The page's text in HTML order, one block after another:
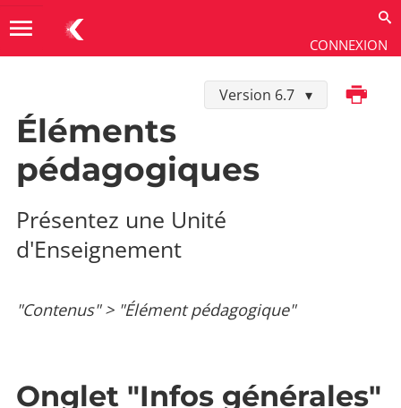
CONNEXION
menu
Version 6.7Imprimer
Types de fiches
Éléments
pédagogiques
Présentez une Unité
d'Enseignement
"Contenus" > "Élément pédagogique"
Onglet "Infos générales"